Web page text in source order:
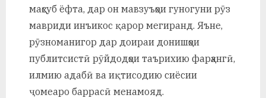
о
с
и
маҳсуб ёфта, дар он мавзуъҳои гуногуни рӯз
мавриди инъикос қарор мегиранд. Яъне,
рӯзноманигор дар доираи донишҳои
публитсистӣ рӯйдодҳои таърихию фарҳангӣ,
илмию адабӣ ва иқтисодию сиёсии
ҷомеаро баррасӣ менамояд.